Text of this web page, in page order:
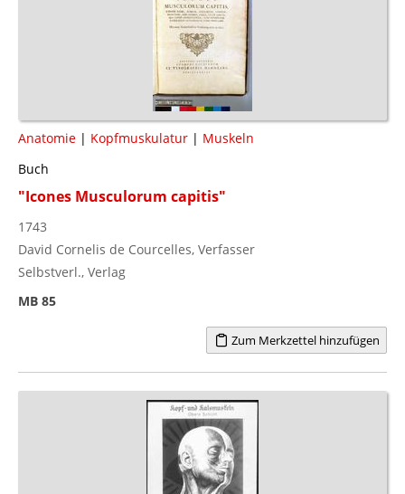
Anatomie | Kopfmuskulatur | Muskeln
Buch
"Icones Musculorum capitis"
1743
David Cornelis de Courcelles, Verfasser
Selbstverl., Verlag
MB 85
Zum Merkzettel hinzufügen